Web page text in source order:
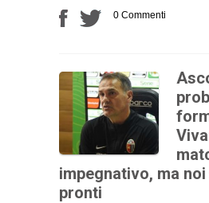
0 Commenti
impegnativo, ma
pronti